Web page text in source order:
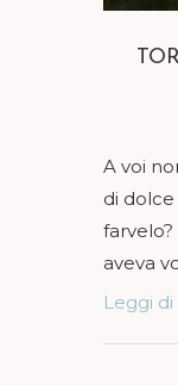
A voi
di
aveva
Leggi di